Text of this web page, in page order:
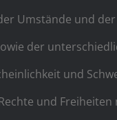
Umstände und
der
und
und